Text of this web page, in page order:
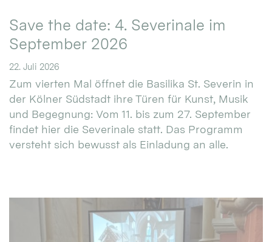
Save the date: 4. Severinale im
September 2026
22. Juli 2026
Zum vierten Mal öffnet die Basilika St. Severin in
der Kölner Südstadt ihre Türen für Kunst, Musik
und Begegnung: Vom 11. bis zum 27. September
findet hier die Severinale statt. Das Programm
versteht sich bewusst als Einladung an alle.